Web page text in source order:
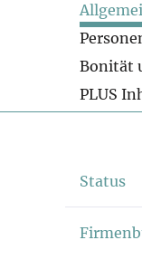
Bonität
PLUS
Status